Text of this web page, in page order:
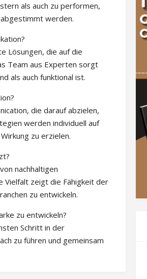
als auch zu performen,
werden.
Lösungen, die auf die
Team aus Experten sorgt
als auch funktional ist.
die darauf abzielen,
werden individuell auf
zu erzielen.
nachhaltigen
Vielfalt zeigt die Fähigkeit der
zu entwickeln.
zu entwickeln?
Schritt in der
zu führen und gemeinsam